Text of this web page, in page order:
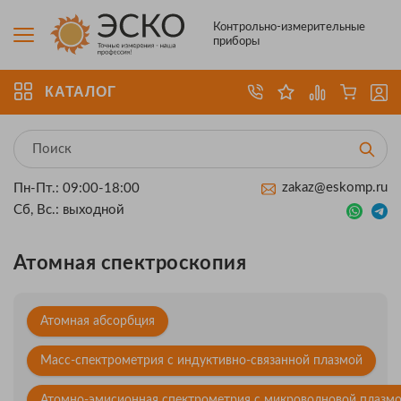
Контрольно-измерительные
приборы
КАТАЛОГ
Пн-Пт.: 09:00-18:00
Сб, Вс.: выходной
zakaz@eskomp.ru
Атомная спектроскопия
Атомная абсорбция
Масс-спектрометрия с индуктивно-связанной плазмой